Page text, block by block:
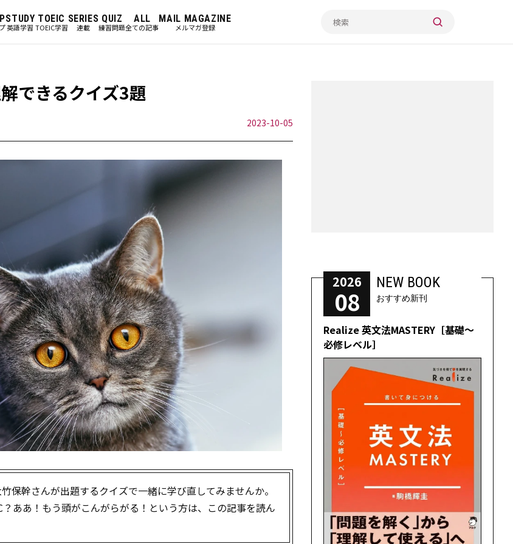
STUDY
英語学習
TOEIC
TOEIC学習
SERIES
連載
QUIZ
練習問題
ALL
全ての記事
MAIL MAGAZINE
メルマガ登録
できるクイズ3題
2023-10-05
保幹さんが出題するクイズで一緒に学び直してみませんか。
ああ！もう頭がこんがらがる！という方は、この記事を読ん
2026
08
NEW BOOK
おすすめ新刊
Realize 英文法MASTERY［基礎～
必修レベル］